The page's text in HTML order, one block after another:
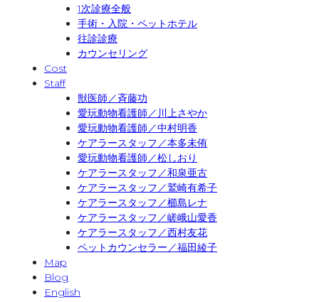
1次診療全般
手術・入院・ペットホテル
往診診療
カウンセリング
Cost
Staff
獣医師／斉藤功
愛玩動物看護師／川上さやか
愛玩動物看護師／中村明香
ケアラースタッフ／本多未侑
愛玩動物看護師／松しおり
ケアラースタッフ／和泉亜古
ケアラースタッフ／鷲崎有希子
ケアラースタッフ／櫛島レナ
ケアラースタッフ／嵯峨山愛香
ケアラースタッフ／西村友花
ペットカウンセラー／福田綾子
Map
Blog
English